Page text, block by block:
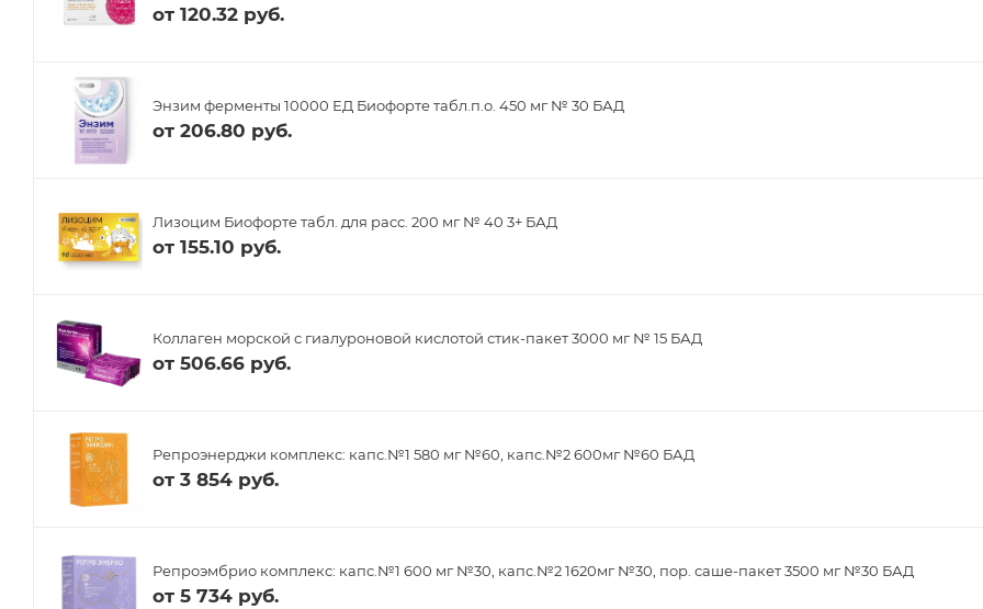
от 120.32 руб.
Энзим ферменты 10000 ЕД Биофорте табл.п.о. 450 мг № 30 БАД
от 206.80 руб.
Лизоцим Биофорте табл. для расс. 200 мг № 40 3+ БАД
от 155.10 руб.
Коллаген морской с гиалуроновой кислотой стик-пакет 3000 мг № 15 БАД
от 506.66 руб.
Репроэнерджи комплекс: капс.№1 580 мг №60, капс.№2 600мг №60 БАД
от 3 854 руб.
Репроэмбрио комплекс: капс.№1 600 мг №30, капс.№2 1620мг №30, пор. саше-пакет 3500 мг №30 БАД
от 5 734 руб.